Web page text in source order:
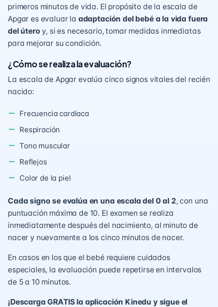
primeros minutos de vida. El propósito de la escala de
Apgar es evaluar la adaptación del bebé a la vida fuera
del útero y, si es necesario, tomar medidas inmediatas
para mejorar su condición.
¿Cómo se realiza la evaluación?
La escala de Apgar evalúa cinco signos vitales del recién
nacido:
Frecuencia cardíaca
Respiración
Tono muscular
Reflejos
Color de la piel
Cada signo se evalúa en una escala del 0 al 2, con una
puntuación máxima de 10. El examen se realiza
inmediatamente después del nacimiento, al minuto de
nacer y nuevamente a los cinco minutos de nacer.
En casos en los que el bebé requiere cuidados
especiales, la evaluación puede repetirse en intervalos
de 5 a 10 minutos.
¡Descarga GRATIS la aplicación Kinedu y sigue el